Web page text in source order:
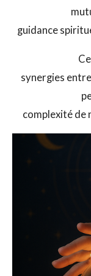
guidance
synergies
complexité de